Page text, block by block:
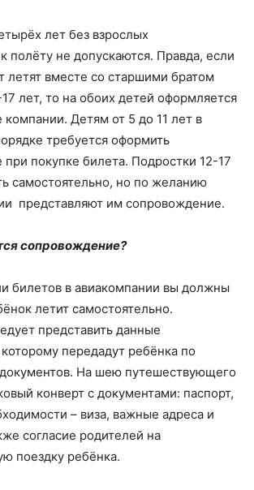
лет без взрослых
полёту не допускаются. Правда, если
вместе со старшими братом
лет, то на обоих детей оформляется
Детям от 5 до 11 лет в
требуется оформить
покупке билета. Подростки 12-17
самостоятельно, но по желанию
представляют им сопровождение.
сопровождение?
билетов в авиакомпании вы должны
летит самостоятельно.
представить данные
передадут ребёнка по
На шею путешествующего
конверт с документами: паспорт,
– виза, важные адреса и
согласие родителей на
поездку ребёнка.